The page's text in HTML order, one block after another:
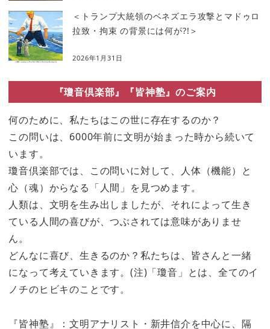
＜トランプ大統領のベネズエラ攻撃とマドゥロ
拉致・拘束 の背景には何が?!＞
2026年1月31日
『瓊音倶楽部』『皆神塾』のご案内
何のために、私たちはこの世に存在するのか？
この問いは、6000年前に文明が始まった時から続いて
います。
瓊音倶楽部では、この問いに対して、人体（機能）と
心（魂）からなる「人間」を見つめます。
人類は、文明を生み出しましたが、それによって生き
ている人間の喜びが、つぶされては意味がありませ
ん。
どんなに喜び、生きるのか？私たちは、皆さんと一緒
になって考えていきます。(注)「瓊音」とは、全てのイ
ノチのヒビキのことです。
『皆神塾』：文明アナリスト・新井信介を中心に、隔